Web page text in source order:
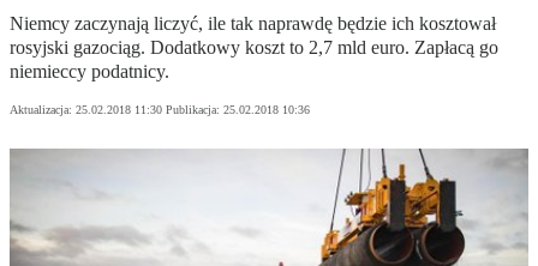
Niemcy zaczynają liczyć, ile tak naprawdę będzie ich kosztował
rosyjski gazociąg. Dodatkowy koszt to 2,7 mld euro. Zapłacą go
niemieccy podatnicy.
Aktualizacja: 25.02.2018 11:30 Publikacja: 25.02.2018 10:36